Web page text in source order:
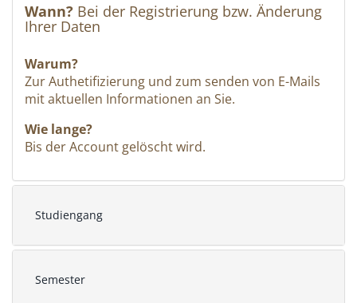
Wann? Bei der Registrierung bzw. Änderung
Ihrer Daten
Warum?
Zur Authetifizierung und zum senden von E-Mails
mit aktuellen Informationen an Sie.
Wie lange?
Bis der Account gelöscht wird.
Studiengang
Semester